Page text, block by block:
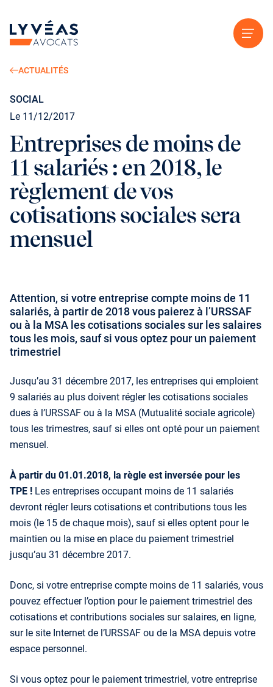
ACTUALITÉS
SOCIAL
Le 11/12/2017
Entreprises de moins de
11 salariés : en 2018, le
règlement de vos
cotisations sociales sera
mensuel
Attention, si votre entreprise compte moins de 11
salariés, à partir de 2018 vous paierez à l’URSSAF
ou à la MSA les cotisations sociales sur les salaires
tous les mois, sauf si vous optez pour un paiement
trimestriel
Jusqu’au 31 décembre 2017, les entreprises qui emploient
9 salariés au plus doivent régler les cotisations sociales
dues à l’URSSAF ou à la MSA (Mutualité sociale agricole)
tous les trimestres, sauf si elles ont opté pour un paiement
mensuel.
À partir du 01.01.2018, la règle est inversée pour les
TPE ! Les entreprises occupant moins de 11 salariés
devront régler leurs cotisations et contributions tous les
mois (le 15 de chaque mois), sauf si elles optent pour le
maintien ou la mise en place du paiement trimestriel
jusqu’au 31 décembre 2017.
Donc, si votre entreprise compte moins de 11 salariés, vous
pouvez effectuer l’option pour le paiement trimestriel des
cotisations et contributions sociales sur salaires, en ligne,
sur le site Internet de l’URSSAF ou de la MSA depuis votre
espace personnel.
Si vous optez pour le paiement trimestriel, votre entreprise